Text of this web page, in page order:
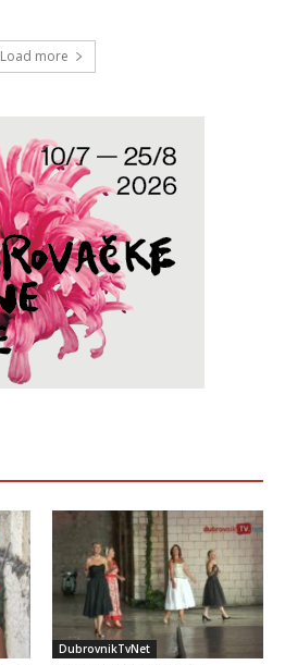
Load more
DubrovnikTvNet